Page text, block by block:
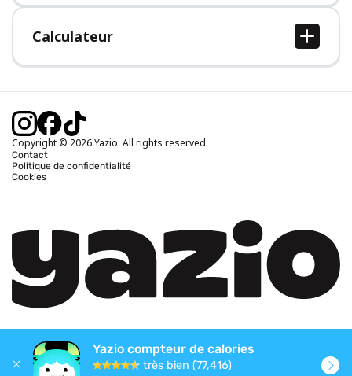
Centre d'aide
Calculateur
Calcul IMC
Calcul poids idéal
Calcul calories brûlées
Copyright © 2026 Yazio. All rights reserved.
Contact
Politique de confidentialité
Cookies
Yazio compteur de calories
très bien (77,416)